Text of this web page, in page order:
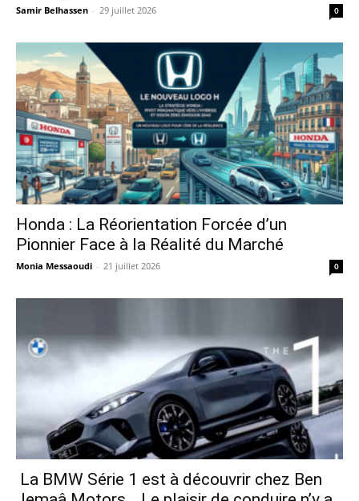
Samir Belhassen - 29 juillet 2026 0
Honda : La Réorientation Forcée d’un
Pionnier Face à la Réalité du Marché
Monia Messaoudi - 21 juillet 2026 0
La BMW Série 1 est à découvrir chez Ben